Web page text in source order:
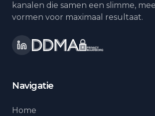
kanalen die samen een slimme,
vormen voor maximaal resultaat.
Navigatie
Home